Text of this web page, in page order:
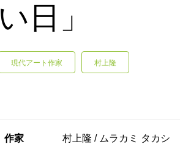
い日」
現代アート作家 村上隆
作家 村上隆 / ムラカミ タカシ